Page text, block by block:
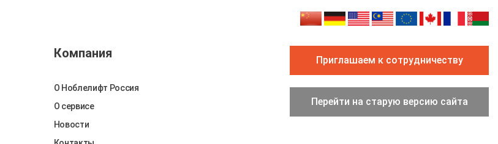
Компания
О Ноблелифт Россия
О сервисе
Новости
Приглашаем к сотрудничеству
Перейти на старую версию сайта